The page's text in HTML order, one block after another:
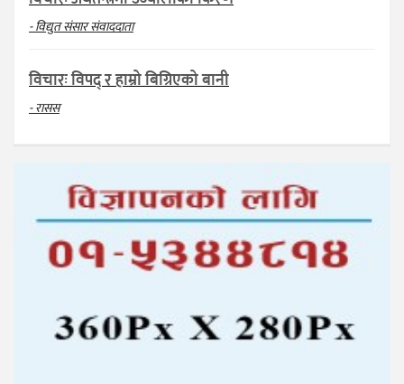
- विद्युत संसार संवाददाता
विचारः विपद् र हाम्रो बिग्रिएको बानी
- रासस